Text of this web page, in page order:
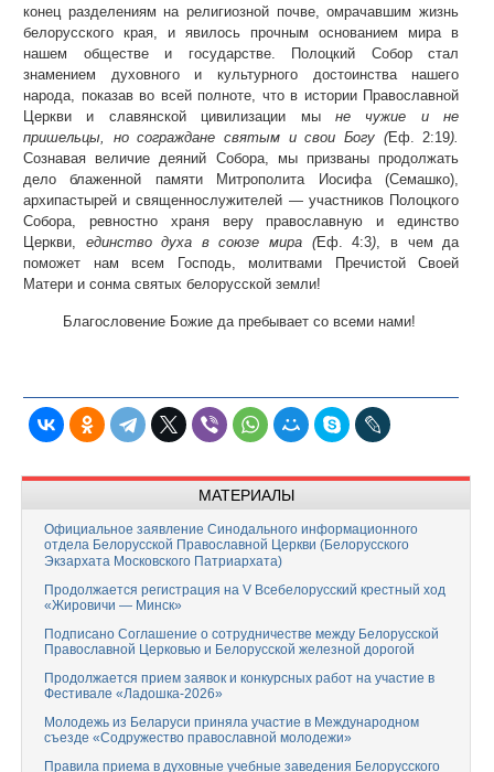
конец разделениям на религиозной почве, омрачавшим жизнь
белорусского края, и явилось прочным основанием мира в
нашем обществе и государстве. Полоцкий Собор стал
знамением духовного и культурного достоинства нашего
народа, показав во всей полноте, что в истории Православной
Церкви и славянской цивилизации мы не чужие и не
пришельцы, но сограждане святым и свои Богу (Еф. 2:19).
Сознавая величие деяний Собора, мы призваны продолжать
дело блаженной памяти Митрополита Иосифа (Семашко),
архипастырей и священнослужителей — участников Полоцкого
Собора, ревностно храня веру православную и единство
Церкви, единство духа в союзе мира (Еф. 4:3), в чем да
поможет нам всем Господь, молитвами Пречистой Своей
Матери и сонма святых белорусской земли!
Благословение Божие да пребывает со всеми нами!
МАТЕРИАЛЫ
Официальное заявление Синодального информационного
отдела Белорусской Православной Церкви (Белорусского
Экзархата Московского Патриархата)
Продолжается регистрация на V Всебелорусский крестный ход
«Жировичи — Минск»
Подписано Соглашение о сотрудничестве между Белорусской
Православной Церковью и Белорусской железной дорогой
Продолжается прием заявок и конкурсных работ на участие в
Фестивале «Ладошка-2026»
Молодежь из Беларуси приняла участие в Международном
съезде «Содружество православной молодежи»
Правила приема в духовные учебные заведения Белорусского